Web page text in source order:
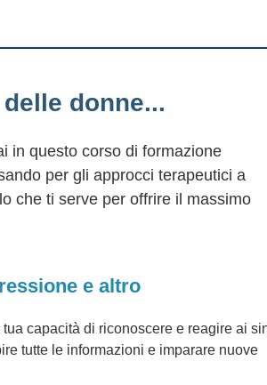
donne...
in questo corso di formazione
per gli approcci terapeutici a
che ti serve per offrire il massimo
e altro
capacità di riconoscere e reagire ai
tutte le informazioni e imparare nuove